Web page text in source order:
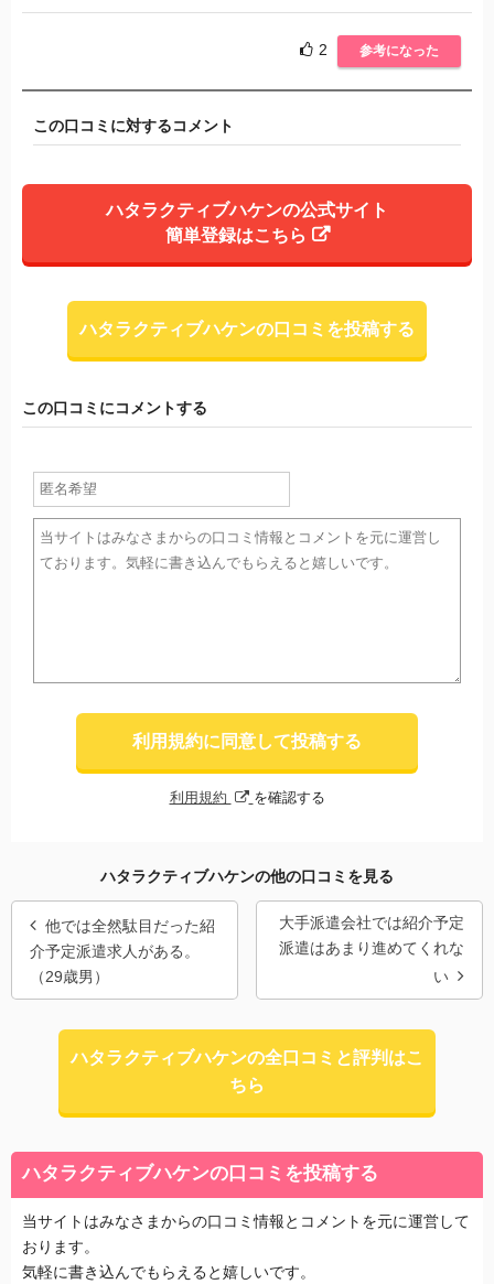
2 参考になった
この口コミに対するコメント
ハタラクティブハケンの公式サイト
簡単登録はこちら
ハタラクティブハケンの口コミを投稿する
この口コミにコメントする
利用規約に同意して投稿する
利用規約 を確認する
ハタラクティブハケンの他の口コミを見る
他では全然駄目だった紹
介予定派遣求人がある。
（29歳男）
大手派遣会社では紹介予定
派遣はあまり進めてくれな
い
ハタラクティブハケンの全口コミと評判はこ
ちら
ハタラクティブハケンの口コミを投稿する
当サイトはみなさまからの口コミ情報とコメントを元に運営して
おります。
気軽に書き込んでもらえると嬉しいです。